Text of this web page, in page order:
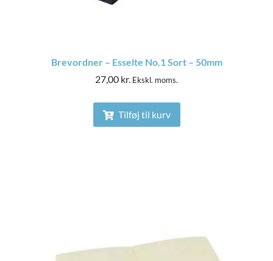
Brevordner – Esselte No.1 Sort – 50mm
27,00 kr. Ekskl. moms.
Tilføj til kurv